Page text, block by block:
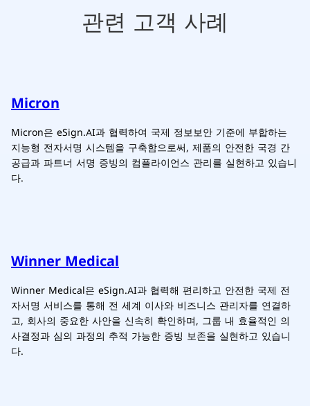
관련 고객 사례
Micron
Micron은 eSign.AI과 협력하여 국제 정보보안 기준에 부합하는
지능형 전자서명 시스템을 구축함으로써, 제품의 안전한 국경 간
공급과 파트너 서명 증빙의 컴플라이언스 관리를 실현하고 있습니
다.
Winner Medical
Winner Medical은 eSign.AI과 협력해 편리하고 안전한 국제 전
자서명 서비스를 통해 전 세계 이사와 비즈니스 관리자를 연결하
고, 회사의 중요한 사안을 신속히 확인하며, 그룹 내 효율적인 의
사결정과 심의 과정의 추적 가능한 증빙 보존을 실현하고 있습니
다.